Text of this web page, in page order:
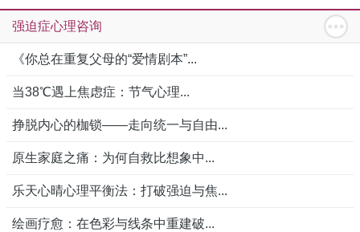
强迫症心理咨询
《你总在重复父母的“爱情剧本”...
当38℃遇上焦虑症：节气心理...
挣脱内心的枷锁——走向统一与自由...
原生家庭之痛：为何自救比想象中...
乐天心晴心理平衡法：打破强迫与焦...
绘画疗愈：在色彩与线条中重建破...